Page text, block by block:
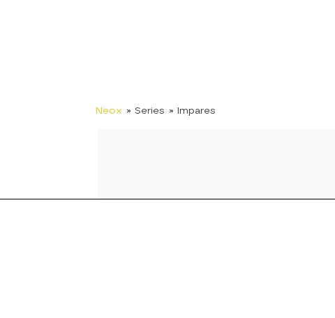
Neox » Series » Impares